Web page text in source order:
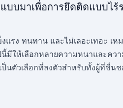
บบมาเพื่อการยึดติดแบบไ
รง ทนทาน และไม่เลอะเทอะ เห
ให้เลือกหลายความหนาและควา
ป็นตัวเลือกที่ลงตัวสำหรับทั้งผู้ที่ชื่น